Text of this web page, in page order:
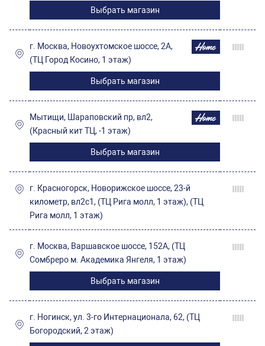
Выбрать магазин
г. Москва, Новоухтомское шоссе, 2А,
(ТЦ Город Косино, 1 этаж)
Выбрать магазин
Мытищи, Шараповский пр, вл2,
(Красный кит ТЦ, -1 этаж)
Выбрать магазин
г. Красногорск, Новорижское шоссе, 23-й
километр, вл2с1, (ТЦ Рига молл, 1 этаж), (ТЦ
Рига молл, 1 этаж)
г. Москва, Варшавское шоссе, 152А, (ТЦ
Сомбреро м. Академика Янгеля, 1 этаж)
Выбрать магазин
г. Ногинск, ул. 3-го Интернационала, 62, (ТЦ
Богородский, 2 этаж)